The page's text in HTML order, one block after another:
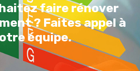
faire rénover
? Faites appel à
équipe.